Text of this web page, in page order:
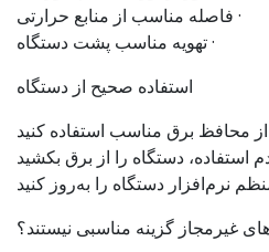
· فاصله مناسب از منابع حرارتی
· تهویه مناسب پشت دستگاه
استفاده صحیح از دستگاه
از محافظ برق مناسب استفاده کنید
دستگاه را از برق بکشید
نرم‌افزار دستگاه را به‌روز کنید
غیرمجاز گزینه مناسبی نیستند؟